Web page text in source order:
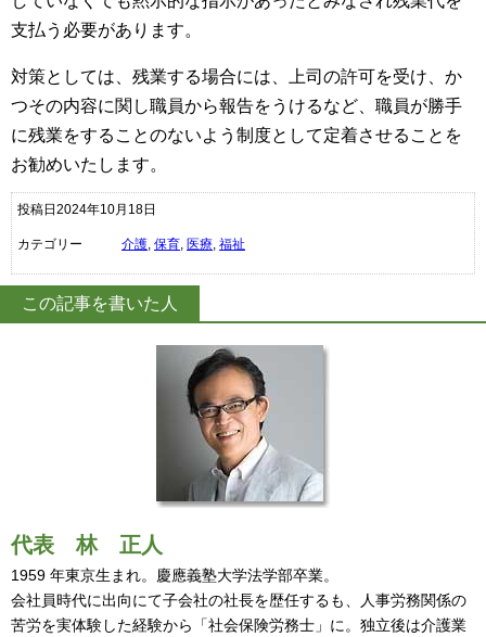
支払う必要があります。
対策としては、残業する場合には、上司の許可を受け、か
つその内容に関し職員から報告をうけるなど、職員が勝手
に残業をすることのないよう制度として定着させることを
お勧めいたします。
投稿日2024年10月18日
カテゴリー 介護, 保育, 医療, 福祉
この記事を書いた人
代表 林 正人
1959 年東京生まれ。慶應義塾大学法学部卒業。
会社員時代に出向にて子会社の社長を歴任するも、人事労務関係の
苦労を実体験した経験から「社会保険労務士」に。独立後は介護業